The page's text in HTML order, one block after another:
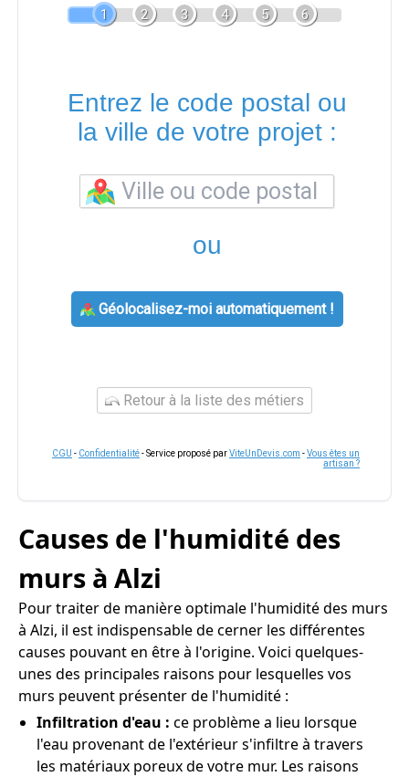
1 2 3 4 5 6
Entrez le code postal ou
la ville de votre projet :
ou
Géolocalisez-moi automatiquement !
Retour à la liste des métiers
CGU - Confidentialité- Service proposé parViteUnDevis.com -Vous êtes un
artisan ?
Causes de l'humidité des
murs à Alzi
Pour traiter de manière optimale l'humidité des murs
à Alzi, il est indispensable de cerner les différentes
causes pouvant en être à l'origine. Voici quelques-
unes des principales raisons pour lesquelles vos
murs peuvent présenter de l'humidité :
Infiltration d'eau : ce problème a lieu lorsque
l'eau provenant de l'extérieur s'infiltre à travers
les matériaux poreux de votre mur. Les raisons